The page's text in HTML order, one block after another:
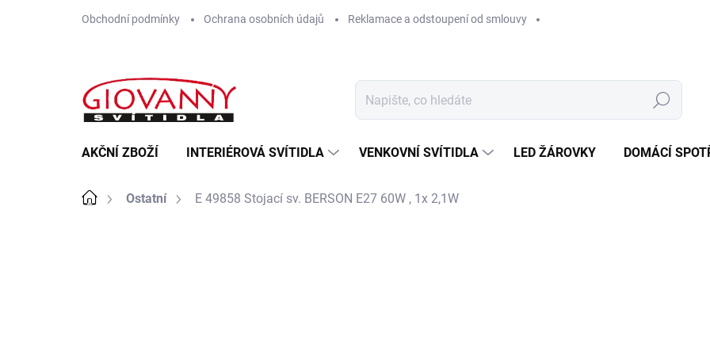
Obchodní podmínky Ochrana osobních údajů Reklamace a odstoupení od smlouvy
Hledat
AKČNÍ ZBOŽÍ INTERIÉROVÁ SVÍTIDLA VENKOVNÍ SVÍTIDLA LED ŽÁROVKY DOMÁCÍ
DomůOstatní E 49858 Stojací sv. BERSON E27 60W , 1x 2,1W